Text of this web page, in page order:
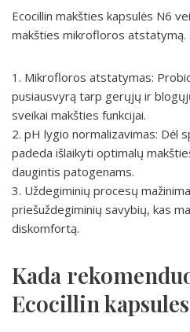
Ecocillin makšties kapsulės N6
makšties mikrofloros atstatymą.
1. Mikrofloros atstatymas:
pusiausvyrą tarp gerųjų ir
sveikai makšties funkcijai.
2. pH lygio normalizavimas: Dėl
padeda išlaikyti optimalų
daugintis patogenams.
3. Uždegiminių procesų
priešuždegiminių savybių, kas
diskomfortą.
Kada
Ecocillin